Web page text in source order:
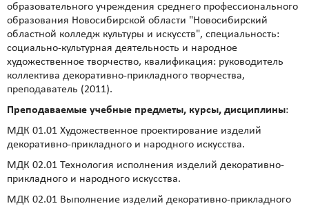
образовательного учреждения среднего профессионального
образования Новосибирской области "Новосибирский
областной колледж культуры и искусств", специальность:
социально-культурная деятельность и народное
художественное творчество, квалификация: руководитель
коллектива декоративно-прикладного творчества,
преподаватель (2011).
Преподаваемые учебные предметы, курсы, дисциплины:
МДК 01.01 Художественное проектирование изделий
декоративно-прикладного и народного искусства.
МДК 02.01 Технология исполнения изделий декоративно-
прикладного и народного искусства.
МДК 02.01 Выполнение изделий декоративно-прикладного